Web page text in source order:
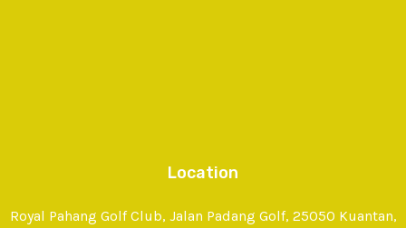
Location
Royal Pahang Golf Club, Jalan Padang Golf, 25050 Kuantan,